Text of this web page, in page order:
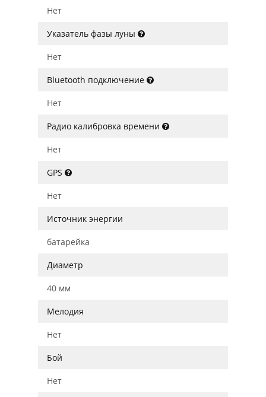
Нет
Указатель фазы луны
Нет
Bluetooth подключение
Нет
Радио калибровка времени
Нет
GPS
Нет
Источник энергии
батарейка
Диаметр
40 мм
Мелодия
Нет
Бой
Нет